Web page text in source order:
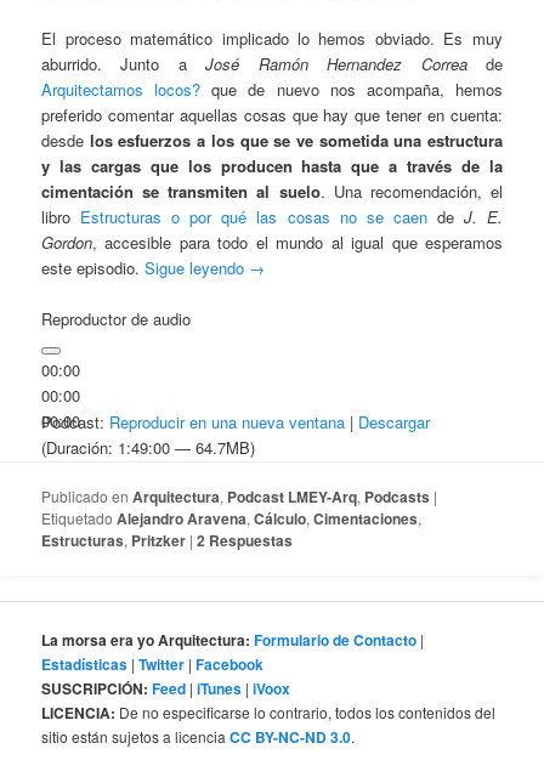
El proceso matemático implicado lo hemos obviado. Es muy
aburrido. Junto aJosé Ramón Hernandez Correade
Arquitectamos locos? que de nuevo nos acompaña, hemos
preferido comentar aquellas cosas que hay que tener en cuenta:
desde los esfuerzos a los que se ve sometida una estructura
y las cargas que los producen hasta que a través de la
cimentación se transmiten al suelo. Una recomendación, el
libro Estructuras o por qué las cosas no se caende J. E.
Gordon, accesible para todo el mundo al igual que esperamos
este episodio.Sigue leyendo →
Reproductor de audio
00:00
00:00
00:00
Podcast: Reproducir en una nueva ventana | Descargar
(Duración: 1:49:00 — 64.7MB)
Publicado en Arquitectura, Podcast LMEY-Arq, Podcasts |
Etiquetado Alejandro Aravena,Cálculo,Cimentaciones,
Estructuras, Pritzker |2 Respuestas
La morsa era yo Arquitectura: Formulario de Contacto |
Estadísticas |Twitter |Facebook
SUSCRIPCIÓN: Feed |iTunes |iVoox
LICENCIA: De no especificarse lo contrario, todos los contenidos del
sitio están sujetos a licenciaCC BY-NC-ND 3.0.